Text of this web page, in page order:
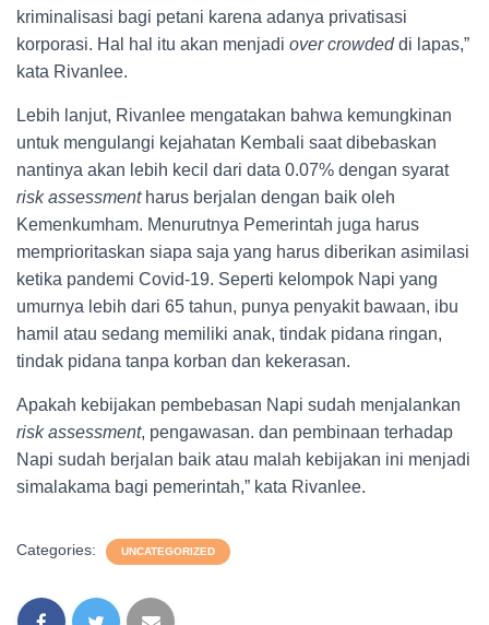
kriminalisasi bagi petani karena adanya privatisasi
korporasi. Hal hal itu akan menjadi over crowdeddi lapas,”
kata Rivanlee.
Lebih lanjut, Rivanlee mengatakan bahwa kemungkinan
untuk mengulangi kejahatan Kembali saat dibebaskan
nantinya akan lebih kecil dari data 0.07% dengan syarat
risk assessmentharus berjalan dengan baik oleh
Kemenkumham. Menurutnya Pemerintah juga harus
memprioritaskan siapa saja yang harus diberikan asimilasi
ketika pandemi Covid-19. Seperti kelompok Napi yang
umurnya lebih dari 65 tahun, punya penyakit bawaan, ibu
hamil atau sedang memiliki anak, tindak pidana ringan,
tindak pidana tanpa korban dan kekerasan.
Apakah kebijakan pembebasan Napi sudah menjalankan
risk assessment, pengawasan. dan pembinaan terhadap
Napi sudah berjalan baik atau malah kebijakan ini menjadi
simalakama bagi pemerintah,” kata Rivanlee.
Categories: UNCATEGORIZED